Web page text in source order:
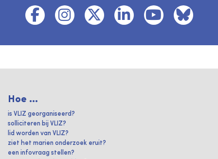
Hoe ...
is VLIZ georganiseerd?
solliciteren bij VLIZ?
lid worden van VLIZ?
ziet het marien onderzoek eruit?
een infovraag stellen?